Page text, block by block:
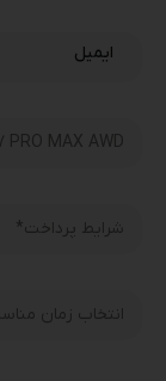
ایمیل
payment_type
انتخاب زمان